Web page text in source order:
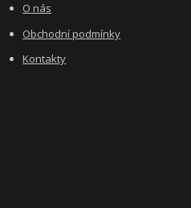
O nás
Obchodní podmínky
Kontakty